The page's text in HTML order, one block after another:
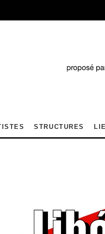
STRUCTURES